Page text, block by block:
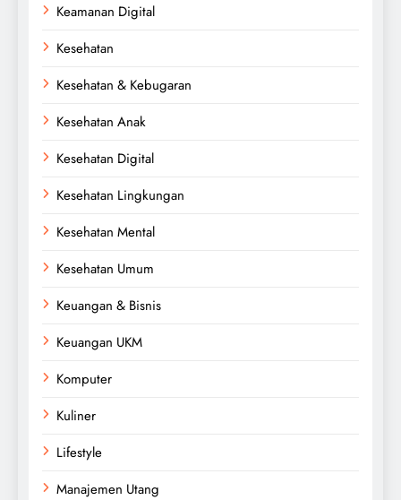
Keamanan Digital
Kesehatan
Kesehatan & Kebugaran
Kesehatan Anak
Kesehatan Digital
Kesehatan Lingkungan
Kesehatan Mental
Kesehatan Umum
Keuangan & Bisnis
Keuangan UKM
Komputer
Kuliner
Lifestyle
Manajemen Utang